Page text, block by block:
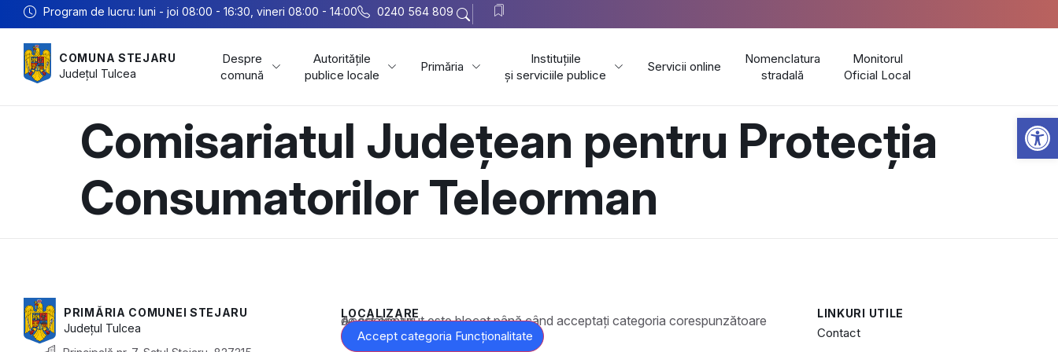
Program de lucru: luni - joi 08:00 - 16:30, vineri 08:00 - 14:00 0240 564 809
COMUNA STEJARU
Județul Tulcea
Despre
comună
Autoritățile
publice locale
Primăria
Instituțiile
și serviciile publice
Servicii online
Nomenclatura
stradală
Monitorul
Oficial Local
Comisariatul Județean pentru Protecția
Consumatorilor Teleorman
PRIMĂRIA COMUNEI STEJARU
Județul Tulcea
LOCALIZARE
Acest conținut este blocat până când acceptați categoria corespunzătoare de cookie-uri.
Accept categoria Funcționalitate
LINKURI UTILE
Contact